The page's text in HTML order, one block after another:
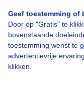
Geef toestemming of
Door op "Gratis" te
bovenstaande
toestemming wenst te
advertentievrije
klikken.
Bedrijfsgegevens
Veelgestelde
Contact